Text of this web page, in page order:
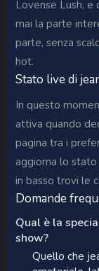
Lovense Lush, e
mai la parte
parte, senza
hot.
Stato live di
In questo
attiva quando
pagina tra i
aggiorna lo
in basso trovi le
Domande
Qual è la
show?
Quello che